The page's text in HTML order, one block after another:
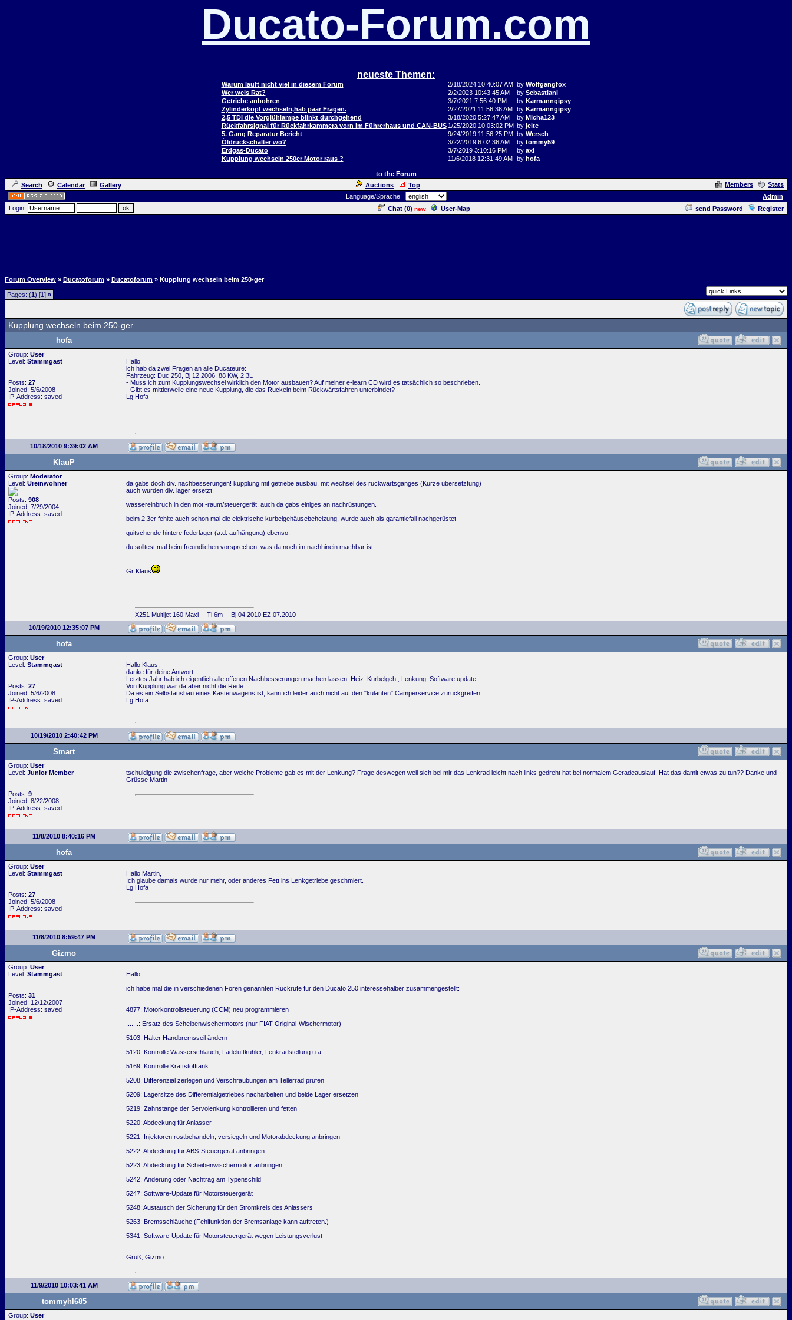
Ducato-Forum.com
neueste Themen:
Warum läuft nicht viel in diesem Forum 2/18/2024 10:40:07 AM by Wolfgangfox
Wer weis Rat?
2/2/2023 10:43:45 AM by Sebastiani
Getriebe anbohren
3/7/2021 7:56:40 PM by Karmanngipsy
Zylinderkopf wechseln,hab paar Fragen.
2/27/2021 11:56:36 AM by Karmanngipsy
2,5 TDI die Vorglühlampe blinkt durchgehend
3/18/2020 5:27:47 AM by Micha123
Rückfahrsignal für Rückfahrkammera vorn im Führerhaus und CAN-BUS 1/25/2020 10:03:02 PM by jelte
5. Gang Reparatur Bericht
9/24/2019 11:56:25 PM by Wersch
Öldruckschalter wo?
3/22/2019 6:02:36 AM by tommy59
Erdgas-Ducato
3/7/2019 3:10:16 PM by axl
Kupplung wechseln 250er Motor raus ?
11/6/2018 12:31:49 AM by hofa
to the Forum
Search
Calendar Gallery Auctions Top Members
Stats
Language/Sprache:
Admin
Login:
Chat (0) new User-Map send Password Register
Forum Overview » Ducatoforum » Ducatoforum » Kupplung wechseln beim 250-ger
Pages: (1) [1] »
Kupplung wechseln beim 250-ger
hofa
Group: User
Level: Stammgast
Posts: 27
Joined: 5/6/2008
IP-Address: saved
Hallo,
ich hab da zwei Fragen an alle Ducateure:
Fahrzeug: Duc 250, Bj 12.2006, 88 KW, 2,3L
- Muss ich zum Kupplungswechsel wirklich den Motor ausbauen? Auf meiner e-learn CD wird es tatsächlich so beschrieben.
- Gibt es mittlerweile eine neue Kupplung, die das Ruckeln beim Rückwärtsfahren unterbindet?
Lg Hofa
10/18/2010 9:39:02 AM
KlauP
Group: Moderator
Level: Ureinwohner
Posts: 908
Joined: 7/29/2004
IP-Address: saved
da gabs doch div. nachbesserungen! kupplung mit getriebe ausbau, mit wechsel des rückwärtsganges (Kurze übersetztung)
auch wurden div. lager ersetzt.
wassereinbruch in den mot.-raum/steuergerät, auch da gabs einiges an nachrüstungen.
beim 2,3er fehlte auch schon mal die elektrische kurbelgehäusebeheizung, wurde auch als garantiefall nachgerüstet
quitschende hintere federlager (a.d. aufhängung) ebenso.
du solltest mal beim freundlichen vorsprechen, was da noch im nachhinein machbar ist.
Gr Klaus
X251 Multijet 160 Maxi -- Ti 6m -- Bj.04.2010 EZ.07.2010
10/19/2010 12:35:07 PM
hofa
Group: User
Level: Stammgast
Posts: 27
Joined: 5/6/2008
IP-Address: saved
Hallo Klaus,
danke für deine Antwort.
Letztes Jahr hab ich eigentlich alle offenen Nachbesserungen machen lassen. Heiz. Kurbelgeh., Lenkung, Software update.
Von Kupplung war da aber nicht die Rede.
Da es ein Selbstausbau eines Kastenwagens ist, kann ich leider auch nicht auf den "kulanten" Camperservice zurückgreifen.
Lg Hofa
10/19/2010 2:40:42 PM
Smart
Group: User
Level: Junior Member
Posts: 9
Joined: 8/22/2008
IP-Address: saved
tschuldigung die zwischenfrage, aber welche Probleme gab es mit der Lenkung? Frage deswegen weil sich bei mir das Lenkrad leicht nach links gedreht hat bei normalem Geradeauslauf. Hat das damit etwas zu tun?? Danke und
Grüsse Martin
11/8/2010 8:40:16 PM
hofa
Group: User
Level: Stammgast
Posts: 27
Joined: 5/6/2008
IP-Address: saved
Hallo Martin,
Ich glaube damals wurde nur mehr, oder anderes Fett ins Lenkgetriebe geschmiert.
Lg Hofa
11/8/2010 8:59:47 PM
Gizmo
Group: User
Level: Stammgast
Posts: 31
Joined: 12/12/2007
IP-Address: saved
Hallo,
ich habe mal die in verschiedenen Foren genannten Rückrufe für den Ducato 250 interessehalber zusammengestellt:
4877: Motorkontrollsteuerung (CCM) neu programmieren
.......: Ersatz des Scheibenwischermotors (nur FIAT-Original-Wischermotor)
5103: Halter Handbremsseil ändern
5120: Kontrolle Wasserschlauch, Ladeluftkühler, Lenkradstellung u.a.
5169: Kontrolle Kraftstofftank
5208: Differenzial zerlegen und Verschraubungen am Tellerrad prüfen
5209: Lagersitze des Differentialgetriebes nacharbeiten und beide Lager ersetzen
5219: Zahnstange der Servolenkung kontrollieren und fetten
5220: Abdeckung für Anlasser
5221: Injektoren rostbehandeln, versiegeln und Motorabdeckung anbringen
5222: Abdeckung für ABS-Steuergerät anbringen
5223: Abdeckung für Scheibenwischermotor anbringen
5242: Änderung oder Nachtrag am Typenschild
5247: Software-Update für Motorsteuergerät
5248: Austausch der Sicherung für den Stromkreis des Anlassers
5263: Bremsschläuche (Fehlfunktion der Bremsanlage kann auftreten.)
5341: Software-Update für Motorsteuergerät wegen Leistungsverlust
Gruß, Gizmo
11/9/2010 10:03:41 AM
tommyhl685
Group: User